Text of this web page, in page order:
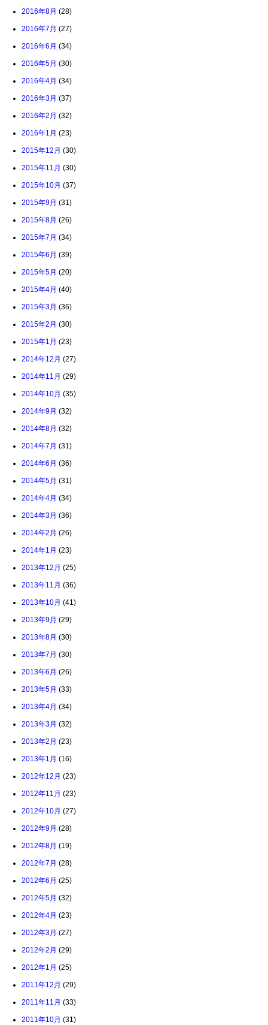
2016年8月 (28)
2016年7月 (27)
2016年6月 (34)
2016年5月 (30)
2016年4月 (34)
2016年3月 (37)
2016年2月 (32)
2016年1月 (23)
2015年12月 (30)
2015年11月 (30)
2015年10月 (37)
2015年9月 (31)
2015年8月 (26)
2015年7月 (34)
2015年6月 (39)
2015年5月 (20)
2015年4月 (40)
2015年3月 (36)
2015年2月 (30)
2015年1月 (23)
2014年12月 (27)
2014年11月 (29)
2014年10月 (35)
2014年9月 (32)
2014年8月 (32)
2014年7月 (31)
2014年6月 (36)
2014年5月 (31)
2014年4月 (34)
2014年3月 (36)
2014年2月 (26)
2014年1月 (23)
2013年12月 (25)
2013年11月 (36)
2013年10月 (41)
2013年9月 (29)
2013年8月 (30)
2013年7月 (30)
2013年6月 (26)
2013年5月 (33)
2013年4月 (34)
2013年3月 (32)
2013年2月 (23)
2013年1月 (16)
2012年12月 (23)
2012年11月 (23)
2012年10月 (27)
2012年9月 (28)
2012年8月 (19)
2012年7月 (28)
2012年6月 (25)
2012年5月 (32)
2012年4月 (23)
2012年3月 (27)
2012年2月 (29)
2012年1月 (25)
2011年12月 (29)
2011年11月 (33)
2011年10月 (31)